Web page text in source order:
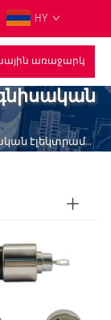
HY
առաջարկ
ռիլե